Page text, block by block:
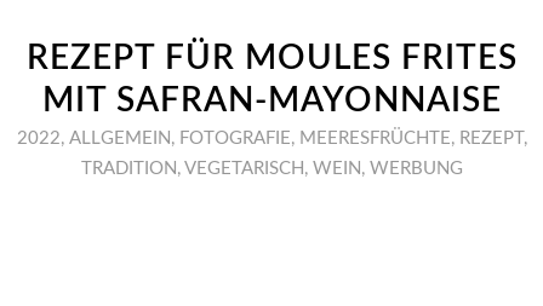
REZEPT FÜR MOULES FRITES
MIT SAFRAN-MAYONNAISE
2022, ALLGEMEIN , FOTOGRAFIE, MEERESFRÜCHTE, REZEPT ,
TRADITION , VEGETARISCH , WEIN , WERBUNG